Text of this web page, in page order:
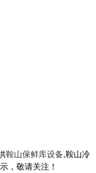
鞍山保鲜库设备,鞍山冷
，敬请关注！